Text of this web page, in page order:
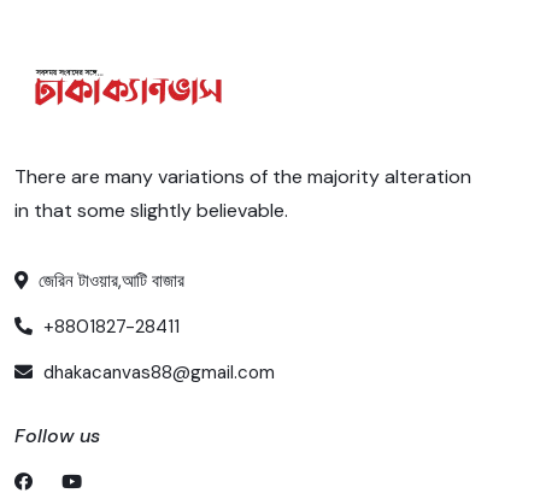
There are many variations of the majority alteration
in that some slightly believable.
জেরিন টাওয়ার,আটি বাজার
+8801827-28411
dhakacanvas88@gmail.com
Follow us